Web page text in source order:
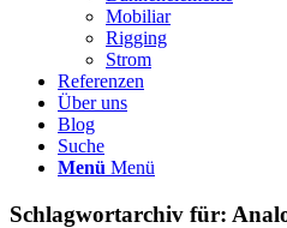
Mobiliar
Rigging
Strom
Referenzen
Über uns
Blog
Suche
Menü Menü
Schlagwortarchiv für: